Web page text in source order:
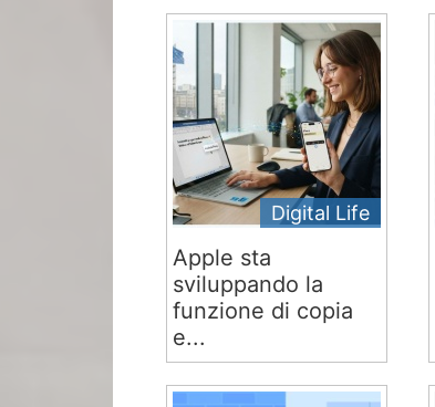
Digital Life
Apple sta
sviluppando la
funzione di copia
e...